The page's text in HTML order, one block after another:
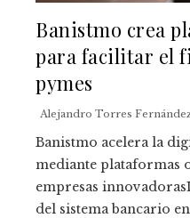
Banistmo crea
para facilitar el
pymes
Alejandro Torres
Banistmo acelera la
mediante plataformas
empresas
del sistema bancario